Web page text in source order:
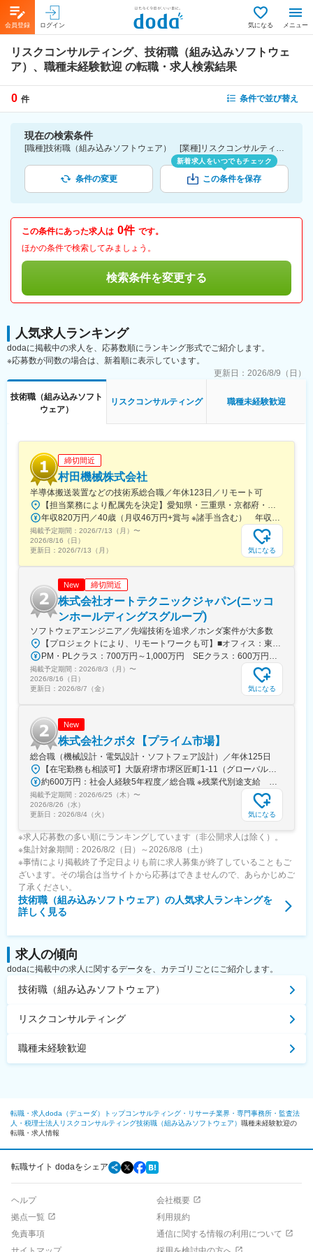
会員登録 ログイン 気になる メニュー
リスクコンサルティング、技術職（組み込みソフトウェ
ア）、職種未経験歓迎 の転職・求人検索結果
0 件 条件で並び替え
現在の検索条件
[職種]技術職（組み込みソフトウェア） [業種]リスクコンサルティング-コンサルティング・リサーチ業界・専門事務所・監査法人・税理士法人 [こだわり条件ピックアップ]職種未経験歓迎 [詳細条件](募集・採用情報)職種未経験歓迎
条件の変更
新着求人をいつでもチェック
この条件を保存
この条件にあった求人は 0件 です。
ほかの条件で検索してみましょう。
検索条件を変更する
人気求人ランキング
dodaに掲載中の求人を、応募数順にランキング形式でご紹介します。
※応募数が同数の場合は、新着順に表示しています。
更新日： 2026/8/9（日）
技術職（組み込みソフト
ウェア）
リスクコンサルティング 職種未経験歓迎
締切間近
村田機械株式会社
半導体搬送装置などの技術系総合職／年休123日／リモート可
【担当業務により配属先を決定】愛知県・三重県・京都府・東京都・福岡県の各拠点＜配属先＞ ＼犬山、伊勢は積極採用中／■機械設計（犬山、伊勢、名古屋）※名古屋勤務の場合は、犬山もしくは伊勢で3カ月～1年研修を予定■電気設計（犬山、伊勢、名古屋、京都、福岡）※京都・名古屋・福岡勤務の場合は、犬山もしくは伊勢で3カ月～1年研修を予定■組み込みソフト設計（犬山、伊勢、京都、豊橋）※京都勤務の場合は、犬山・伊勢で3カ月～1年研修を予定■ソフトウェア開発（伊勢、名古屋、豊橋、京都、東京）名古屋・東京・京都勤務の場合は、下記の場所・期間にて研修を受けていただきます。・名古屋勤務：出張ベース（豊橋事業所または犬山事業所）（3カ月～1年程度）・東京勤務：豊橋事業所または犬山事業所（3カ月～1年程度）・京都勤務：豊橋事業所または伊勢事業所（3カ月～1年程度）※マイカー通勤OK（名古屋・豊橋・東京・福岡以外）／駐車場完備※個人の熟練度等により、研修期間は延長・短縮の場合あり※海外出張の可能性あり※受動喫煙対策制度あり
年収820万円／40歳（月収46万円+賞与 ※諸手当含む） 年収760万円／35歳（月収42万円+賞与 ※諸手当含む）
掲載予定期間： 2026/7/13（月） 〜
2026/8/16（日）
更新日： 2026/7/13（月） 気になる
New 締切間近
株式会社オートテクニックジャパン(ニッコ
ンホールディングスグループ)
ソフトウェアエンジニア／先端技術を追求／ホンダ案件が大多数
【プロジェクトにより、リモートワークも可】■オフィス：東京都港区虎ノ門1-17-1 虎ノ門ヒルズ ビジネスタワー15階※虎ノ門駅・虎ノ門ヒルズ駅から徒歩5分勤務地は、東京都内を中心とした首都圏エリアとなります。顧客先オフィスでの勤務がメインとなります。※勤務地・職種のご希望がございましたら面接時にご相談ください。【主要顧客】本田技研工業株式会社／株式会社本田技術研究所／日産自動車株式会社／三菱自動車工業株式会社／株式会社ホンダアクセス／株式会社ホンダ・レーシング／ボッシュ株式会社／武蔵精密工業株式会社／Astemo株式会社／Honda R&D America,Inc.…など
PM・PLクラス：700万円～1,000万円 SEクラス：600万円～700万円
掲載予定期間： 2026/8/3（月） 〜
2026/8/16（日）
更新日： 2026/8/7（金） 気になる
New
株式会社クボタ【プライム市場】
総合職（機械設計・電気設計・ソフトフェア設計）／年休125日
【在宅勤務も相談可】大阪府堺市堺区匠町1-11（グローバル技術研究所）および必要に応じて従業員の自宅（※）※テレワークは規程やガイドラインに則り行うことができます。＜アクセス＞南海本線・堺駅からバス20分南海高野線・堺東駅からバス25分JR阪和線・堺市駅からバス30分※敷地内禁煙（屋内・屋外喫煙可能場所あり）
約600万円：社会人経験5年程度／総合職 ※残業代別途支給 約750万円：社会人経験10年程度／総合職 ※残業代別途支給
掲載予定期間： 2026/6/25（木） 〜
2026/8/26（水）
更新日： 2026/8/4（火） 気になる
※求人応募数の多い順にランキングしています（非公開求人は除く）。
※集計対象期間：2026/8/2（日）～2026/8/8（土）
※事情により掲載終了予定日よりも前に求人募集が終了していることもご
ざいます。その場合は当サイトから応募はできませんので、あらかじめご
了承ください。
技術職（組み込みソフトウェア） の人気求人ランキングを
詳しく見る
求人の傾向
dodaに掲載中の求人に関するデータを、カテゴリごとにご紹介します。
技術職（組み込みソフトウェア）
リスクコンサルティング
職種未経験歓迎
転職・求人doda（デューダ）トップコンサルティング・リサーチ業界・専門事務所・監査法
人・税理士法人 リスクコンサルティング技術職（組み込みソフトウェア） 職種未経験歓迎の
転職・求人情報
転職サイト dodaをシェア
ヘルプ
会社概要
拠点一覧
利用規約
免責事項
通信に関する情報の利用について